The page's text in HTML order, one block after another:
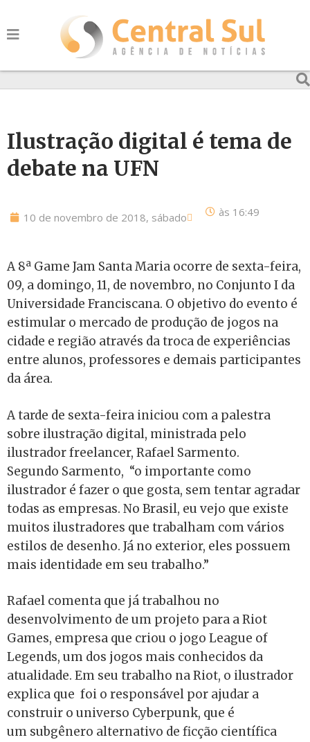
Ilustração digital é tema de
debate na UFN
10 de novembro de 2018, sábado às 16:49
A 8ª Game Jam Santa Maria ocorre de sexta-feira,
09, a domingo, 11, de novembro, no Conjunto I da
Universidade Franciscana. O objetivo do evento é
estimular o mercado de produção de jogos na
cidade e região através da troca de experiências
entre alunos, professores e demais participantes
da área.
A tarde de sexta-feira iniciou com a palestra
sobre ilustração digital, ministrada pelo
ilustrador freelancer, Rafael Sarmento.
Segundo Sarmento, “o importante como
ilustrador é fazer o que gosta, sem tentar agradar
todas as empresas. No Brasil, eu vejo que existe
muitos ilustradores que trabalham com vários
estilos de desenho. Já no exterior, eles possuem
mais identidade em seu trabalho.”
Rafael comenta que já trabalhou no
desenvolvimento de um projeto para a Riot
Games, empresa que criou o jogo League of
Legends, um dos jogos mais conhecidos da
atualidade. Em seu trabalho na Riot, o ilustrador
explica que foi o responsável por ajudar a
construir o universo Cyberpunk, que é
um subgênero alternativo de ficção científica